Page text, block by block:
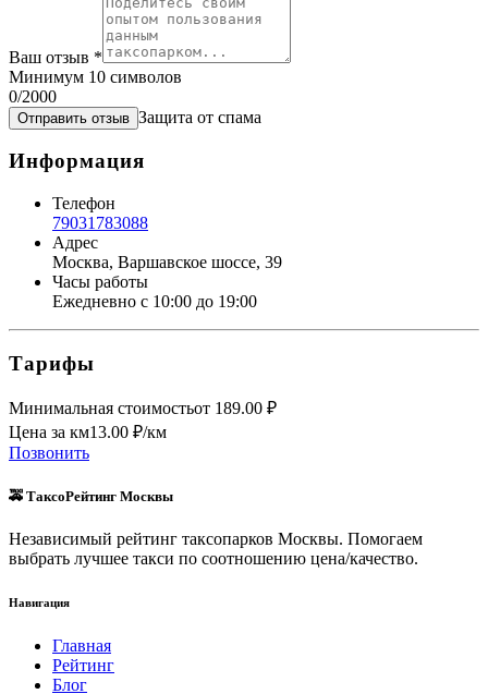
Ваш отзыв *
Минимум 10 символов
0/2000
Отправить отзыв Защита от спама
Информация
Телефон
79031783088
Адрес
Москва, Варшавское шоссе, 39
Часы работы
Ежедневно с 10:00 до 19:00
Тарифы
Минимальная стоимостьот 189.00 ₽
Цена за км13.00 ₽/км
Позвонить
🚕 ТаксоРейтинг Москвы
Независимый рейтинг таксопарков Москвы. Помогаем
выбрать лучшее такси по соотношению цена/качество.
Навигация
Главная
Рейтинг
Блог